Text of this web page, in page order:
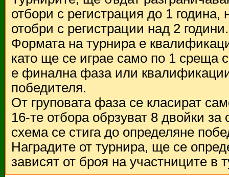
отбори с регистрация до 1
отобри с регистрации над 2 години.
Формата на турнира е
като ще се играе само по 1 среща
е финална фаза или
победителя.
От груповата фаза се класират
16-те отбора обрзуват 8 двойки
схема се стига до определяне
Наградите от турнира, ще се
зависят от броя на участниците в